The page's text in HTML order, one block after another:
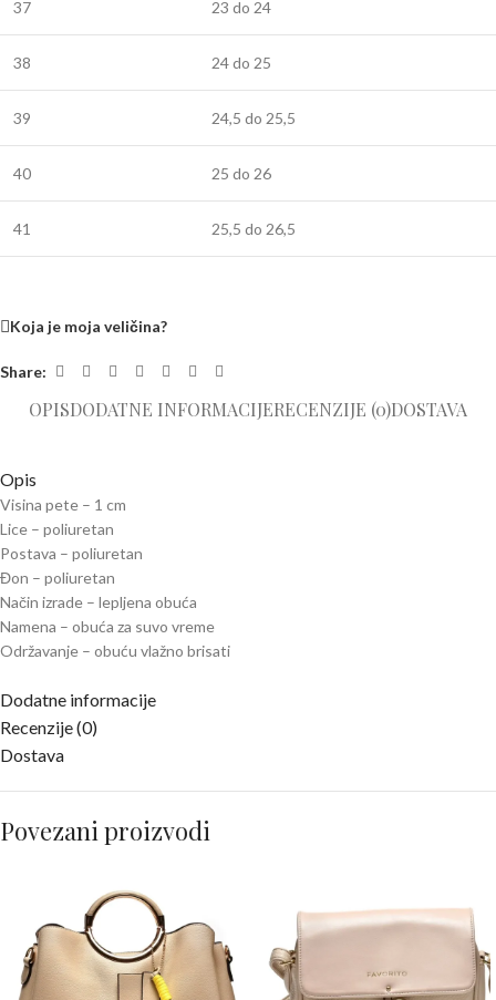
37 23 do 24
38 24 do 25
39 24,5 do 25,5
40 25 do 26
41 25,5 do 26,5
Koja je moja veličina?
Share:
OPISDODATNE INFORMACIJERECENZIJE (0)DOSTAVA
Opis
Visina pete – 1 cm
Lice – poliuretan
Postava – poliuretan
Đon – poliuretan
Način izrade – lepljena obuća
Namena – obuća za suvo vreme
Održavanje – obuću vlažno brisati
Dodatne informacije
Recenzije (0)
Dostava
Povezani proizvodi